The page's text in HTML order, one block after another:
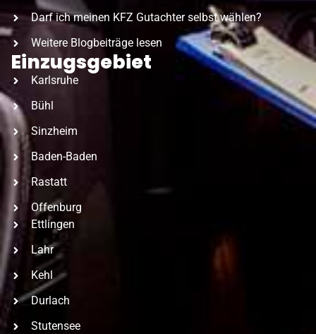
Darf ich meinen KFZ Gutachter selbst wählen?
Weitere Blogbeiträge lesen
Einzugsgebiet
Karlsruhe
Bühl
Sinzheim
Baden-Baden
Rastatt
Offenburg
Ettlingen
Lahr
Kehl
Durlach
Stutensee